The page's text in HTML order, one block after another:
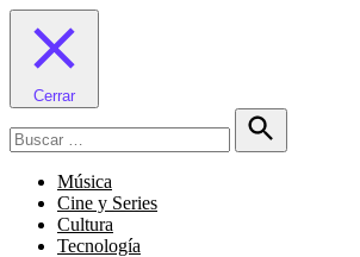
Cerrar
Buscar
Música
Cine y Series
Cultura
Tecnología